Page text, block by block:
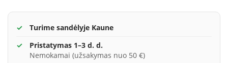
Turime sandėlyje Kaune
Pristatymas 1–3 d. d.
Nemokamai (užsakymas nuo 50 €)